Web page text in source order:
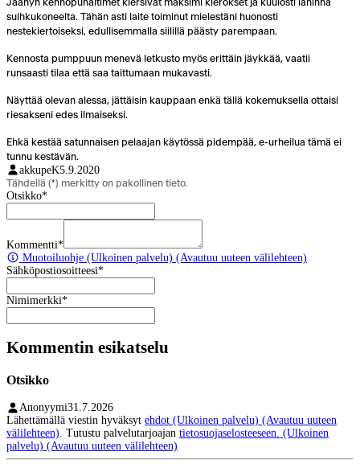
Jäähyn kennopuhaltimet kiersivät maksimi kierokset ja kuulosti lähinnä
suihkukoneelta. Tähän asti laite toiminut mielestäni huonosti
nestekiertoiseksi, edullisemmalla siilillä päästy parempaan.
Kennosta pumppuun menevä letkusto myös erittäin jäykkää, vaatii
runsaasti tilaa että saa taittumaan mukavasti.
Näyttää olevan alessa, jättäisin kauppaan enkä tällä kokemuksella ottaisi
riesakseni edes ilmaiseksi.
Ehkä kestää satunnaisen pelaajan käytössä pidempää, e-urheilua tämä ei
tunnu kestävän.
akkupeK5.9.2020
Tähdellä (*) merkitty on pakollinen tieto.
Otsikko*
Kommentti*
Muotoiluohje (Ulkoinen palvelu) (Avautuu uuteen välilehteen)
Sähköpostiosoitteesi*
Nimimerkki*
Kommentin esikatselu
Otsikko
Anonyymi31.7.2026
Lähettämällä viestin hyväksyt ehdot (Ulkoinen palvelu) (Avautuu uuteen
välilehteen). Tutustu palvelutarjoajan tietosuojaselosteeseen. (Ulkoinen
palvelu) (Avautuu uuteen välilehteen)